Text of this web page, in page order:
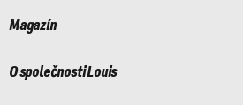
Magazín
O společnosti Louis